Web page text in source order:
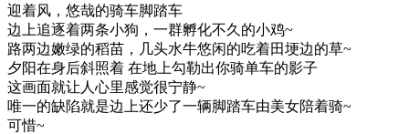
迎着风，悠哉的骑车脚踏车
边上追逐着两条小狗，一群孵化不久的小鸡~
路两边嫩绿的稻苗，几头水牛悠闲的吃着田埂边的草~
夕阳在身后斜照着 在地上勾勒出你骑单车的影子
这画面就让人心里感觉很宁静~
唯一的缺陷就是边上还少了一辆脚踏车由美女陪着骑~
可惜~